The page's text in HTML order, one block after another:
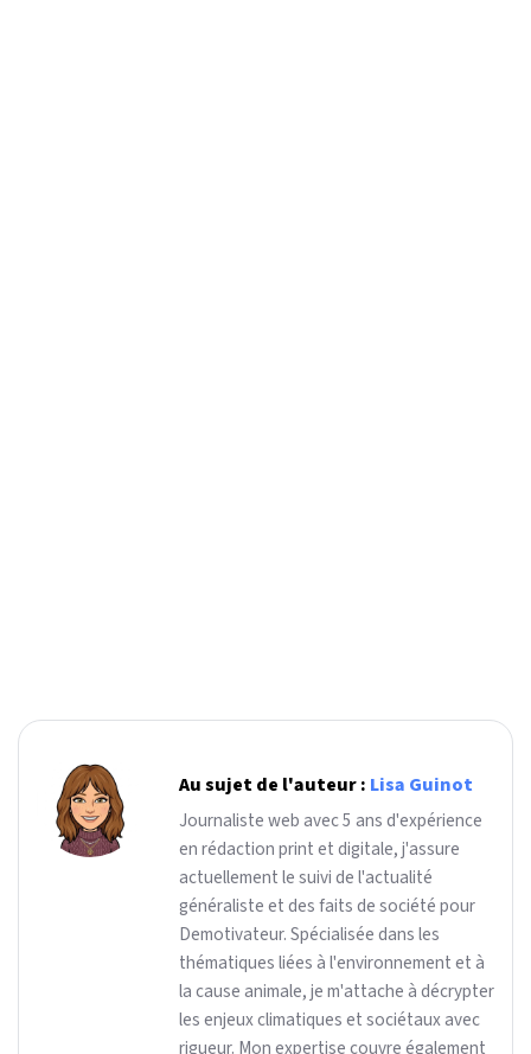
Au sujet de l'auteur : Lisa Guinot
Journaliste web avec 5 ans d'expérience
en rédaction print et digitale, j'assure
actuellement le suivi de l'actualité
généraliste et des faits de société pour
Demotivateur. Spécialisée dans les
thématiques liées à l'environnement et à
la cause animale, je m'attache à décrypter
les enjeux climatiques et sociétaux avec
rigueur. Mon expertise couvre également